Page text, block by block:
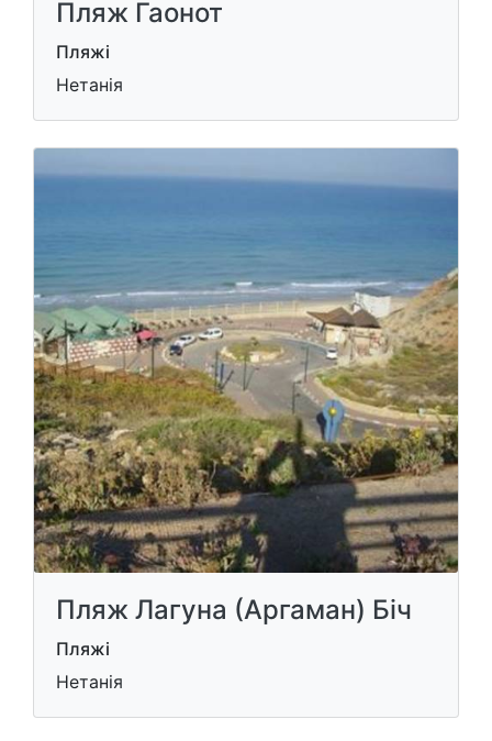
Пляж Гаонот
Пляжі
Нетанія
Пляж Лагуна (Аргаман) Біч
Пляжі
Нетанія